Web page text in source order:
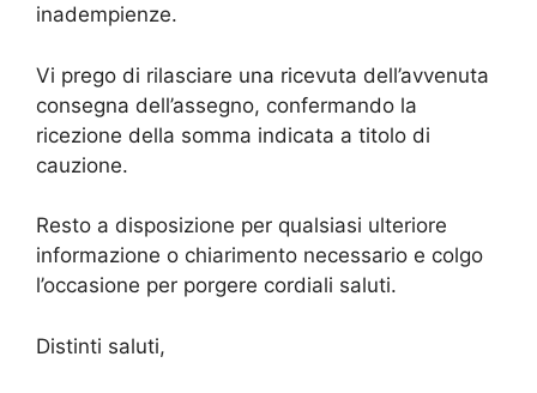
inadempienze.
Vi prego di rilasciare una ricevuta dell’avvenuta
consegna dell’assegno, confermando la
ricezione della somma indicata a titolo di
cauzione.
Resto a disposizione per qualsiasi ulteriore
informazione o chiarimento necessario e colgo
l’occasione per porgere cordiali saluti.
Distinti saluti,